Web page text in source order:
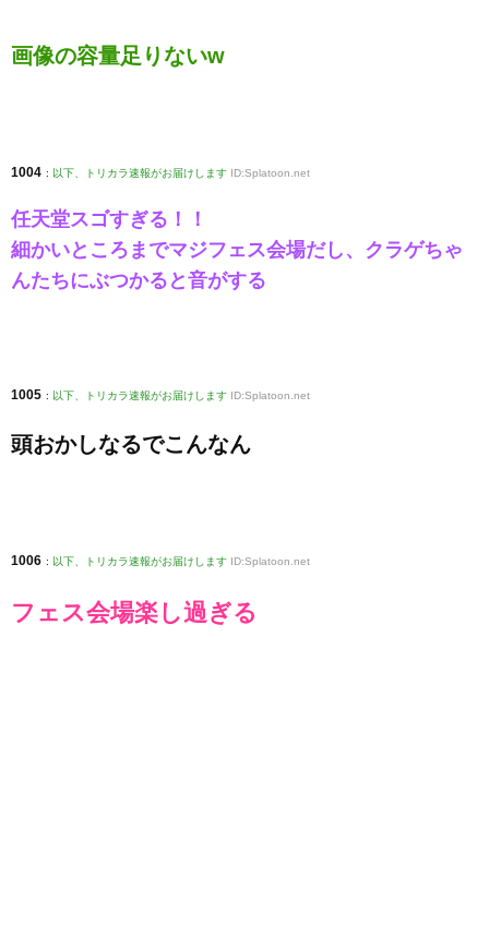
画像の容量足りないw
1004 : 以下、トリカラ速報がお届けします ID:Splatoon.net
任天堂スゴすぎる！！
細かいところまでマジフェス会場だし、クラゲちゃ
んたちにぶつかると音がする
1005 : 以下、トリカラ速報がお届けします ID:Splatoon.net
頭おかしなるでこんなん
1006 : 以下、トリカラ速報がお届けします ID:Splatoon.net
フェス会場楽し過ぎる